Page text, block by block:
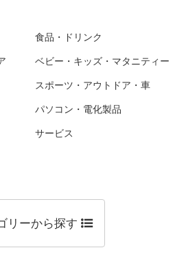
食品・ドリンク
ベビー・キッズ・マタニティー
スポーツ・アウトドア・車
パソコン・電化製品
サービス
リーから探す